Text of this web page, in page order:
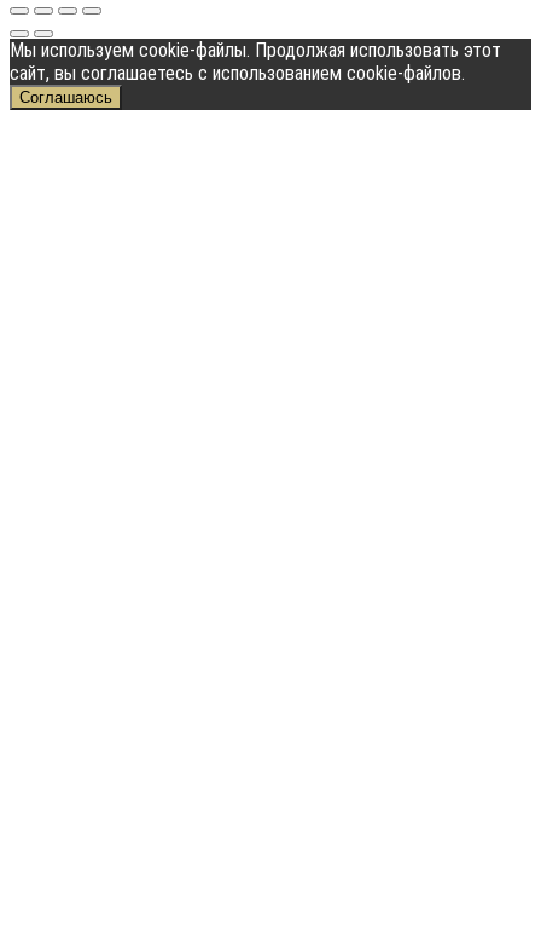
Мы используем cookie-файлы. Продолжая использовать этот
сайт, вы соглашаетесь с использованием cookie-файлов.
Соглашаюсь